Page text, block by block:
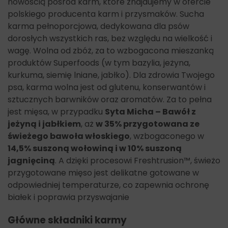
Wilgotność 8%,
Bezazotowe związki wyciągowe (NFE) 25,5%,
Kwasy tłuszczowe Omega 6 0,9%,
Kwasy tłuszczowe Omega 3 1,2%,
Wapń 1,4%,
Fosfor 1,2%,
Kolagen 10%.
Dodatki żywieniowe:
Witaminy:
witamina A 14423 j.m.,
witamina D3 2000 j.m.,
witamina E 96 j.m.
Pierwiastki śladowe:
cynk (jednowodny siarczan cynku) 48 mg,
żelazo (jednowodny siarczan żelaza (II)) 48 mg,
mangan (jednowodny siarczan manganu) 34 mg,
miedź (pentahydrat siarczanu miedzi (II)) 14 mg,
jod (bezwodny jodan wapnia i jodek potasu) 1.7 mg,
selen (selenin sodu) 0.29 mg.
polskiego producenta karm i przysmaków. Sucha
karma pełnoporcjowa, dedykowana dla psów
dorosłych wszystkich ras, bez względu na wielkość i
wagę. Wolna od zbóż, za to wzbogacona mieszanką
produktów Superfoods (w tym bazylia, jeżyna,
kurkuma, siemię lniane, jabłko). Dla zdrowia Twojego
psa, karma wolna jest od glutenu, konserwantów i
sztucznych barwników oraz aromatów. Za to pełna
jest mięsa, w przypadku Syta Micha – Bawół z
jeżyną i jabłkiem, aż w 35% przygotowana ze
świeżego bawoła włoskiego, wzbogaconego w
14,5% suszoną wołowiną i w 10% suszoną
jagnięciną. A dzięki procesowi Freshtrusion™, świeżo
przygotowane mięso jest delikatne gotowane w
odpowiedniej temperaturze, co zapewnia ochronę
białek i poprawia przyswajanie
Główne składniki karmy